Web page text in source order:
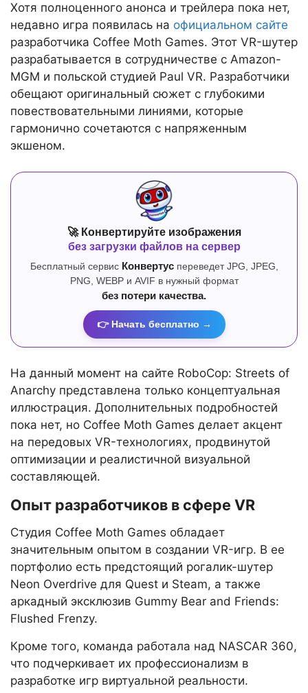
Хотя полноценного анонса и трейлера пока нет,
недавно игра появилась на официальном сайте
разработчика Coffee Moth Games. Этот VR-шутер
разрабатывается в сотрудничестве с Amazon-
MGM и польской студией Paul VR. Разработчики
обещают оригинальный сюжет с глубокими
повествовательными линиями, которые
гармонично сочетаются с напряженным
экшеном.
🚀 Конвертируйте изображения
без загрузки файлов на сервер
Бесплатный сервис Конвертуспереведет JPG, JPEG,
PNG, WEBP и AVIF в нужный формат
без потери качества.
👉 Начать бесплатно →
На данный момент на сайте RoboCop: Streets of
Anarchy представлена только концептуальная
иллюстрация. Дополнительных подробностей
пока нет, но Coffee Moth Games делает акцент
на передовых VR-технологиях, продвинутой
оптимизации и реалистичной визуальной
составляющей.
Опыт разработчиков в сфере VR
Студия Coffee Moth Games обладает
значительным опытом в создании VR-игр. В ее
портфолио есть предстоящий рогалик-шутер
Neon Overdrive для Quest и Steam, а также
аркадный эксклюзив Gummy Bear and Friends:
Flushed Frenzy.
Кроме того, команда работала над NASCAR 360,
что подчеркивает их профессионализм в
разработке игр виртуальной реальности.